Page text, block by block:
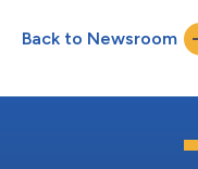
avec l’une des plus
Depuis plus de 20 ans,
Back to Newsroom